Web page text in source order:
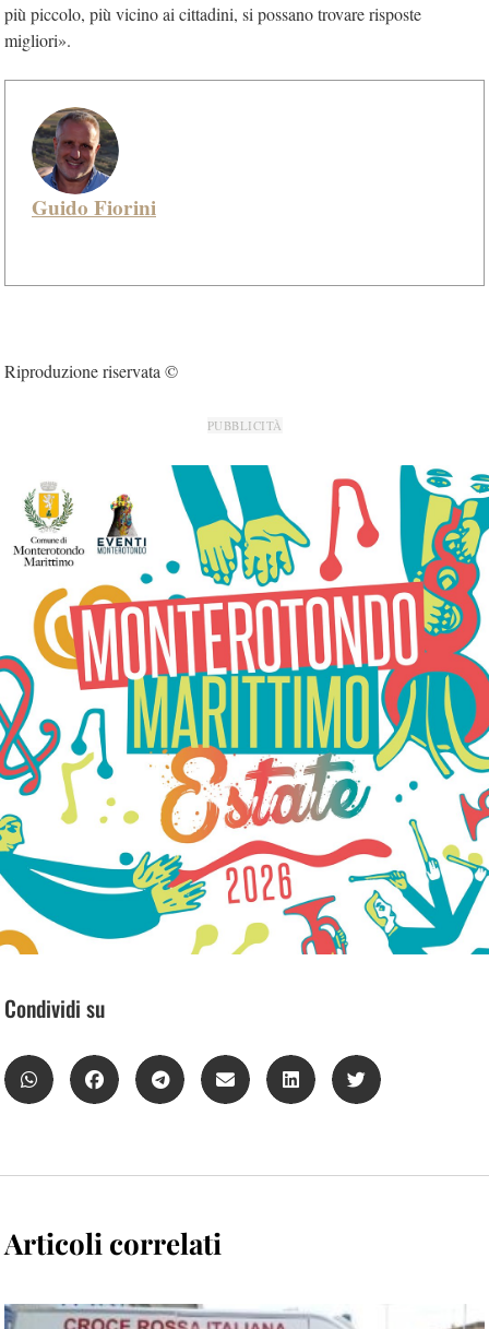
più piccolo, più vicino ai cittadini, si possano trovare risposte
migliori».
Guido Fiorini
Riproduzione riservata ©
PUBBLICITÀ
Condividi su
Articoli correlati